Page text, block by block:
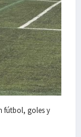
fútbol, goles y